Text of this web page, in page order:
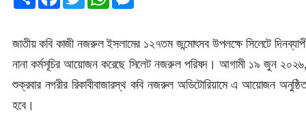
জাতীয় কবি কাজী নজরুল ইসলামের ১২৭তম জন্মোৎসব উপলক্ষে সিলেটে
নানা কর্মসূচির আয়োজন করেছে সিলেট নজরুল পরিষদ। আগামী ১৯ জুন
শুক্রবার নগরীর রিকাবীবাজারস্থ কবি নজরুল অডিটোরিয়ামে এ আয়োজন
হবে।